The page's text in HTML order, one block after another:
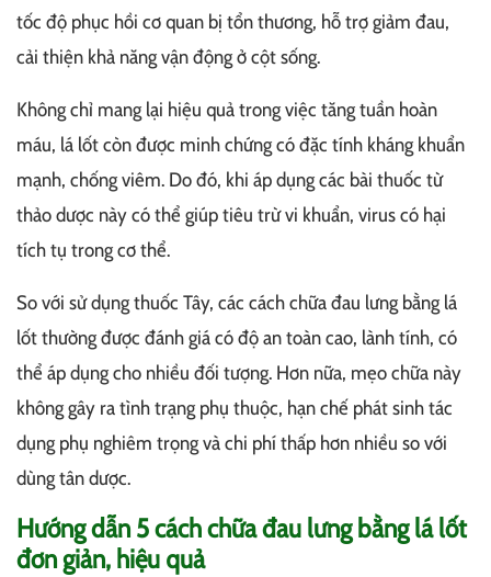
tốc độ phục hồi cơ quan bị tổn thương, hỗ trợ giảm đau,
cải thiện khả năng vận động ở cột sống.
Không chỉ mang lại hiệu quả trong việc tăng tuần hoàn
máu, lá lốt còn được minh chứng có đặc tính kháng khuẩn
mạnh, chống viêm. Do đó, khi áp dụng các bài thuốc từ
thảo dược này có thể giúp tiêu trừ vi khuẩn, virus có hại
tích tụ trong cơ thể.
So với sử dụng thuốc Tây, các cách chữa đau lưng bằng lá
lốt thường được đánh giá có độ an toàn cao, lành tính, có
thể áp dụng cho nhiều đối tượng. Hơn nữa, mẹo chữa này
không gây ra tình trạng phụ thuộc, hạn chế phát sinh tác
dụng phụ nghiêm trọng và chi phí thấp hơn nhiều so với
dùng tân dược.
Hướng dẫn 5 cách chữa đau lưng bằng lá lốt
đơn giản, hiệu quả